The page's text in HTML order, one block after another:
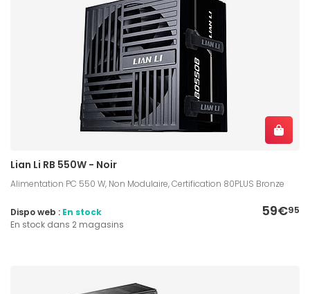
Lian Li RB 550W - Noir
Alimentation PC 550 W, Non Modulaire, Certification 80PLUS Bronze
59€95
Dispo web : En stock
En stock dans 2 magasins